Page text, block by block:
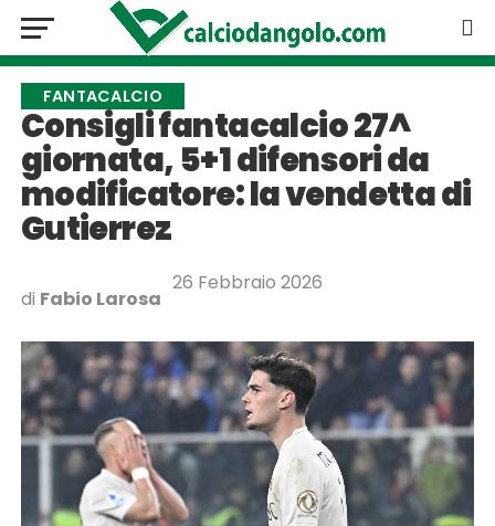
FANTACALCIO
Consigli fantacalcio 27^
giornata, 5+1 difensori da
modificatore: la vendetta di
Gutierrez
di Fabio Larosa
26 Febbraio 2026